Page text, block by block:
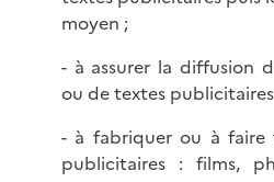
moyen ;
- à assurer la diffusion
ou de textes
- à fabriquer ou à faire
publicitaires : films,